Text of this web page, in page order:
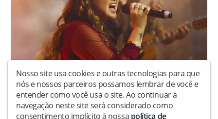
“Som de Adoradores”: Vanessa Potier lança EP gravado ao vivo pela Gold Music
Nosso site usa cookies e outras tecnologias para que
nós e nossos parceiros possamos lembrar de você e
entender como você usa o site. Ao continuar a
navegação neste site será considerado como
consentimento implícito à nossa política de